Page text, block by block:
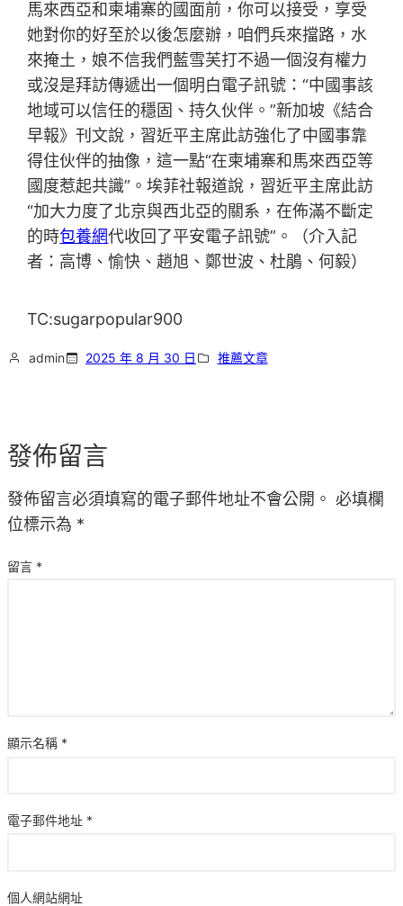
馬來西亞和柬埔寨的國面前，你可以接受，享受
她對你的好至於以後怎麼辦，咱們兵來擋路，水
來掩土，娘不信我們藍雪芙打不過一個沒有權力
或沒是拜訪傳遞出一個明白電子訊號：“中國事該
地域可以信任的穩固、持久伙伴。”新加坡《結合
早報》刊文說，習近平主席此訪強化了中國事靠
得住伙伴的抽像，這一點“在柬埔寨和馬來西亞等
國度惹起共識”。埃菲社報道說，習近平主席此訪
“加大力度了北京與西北亞的關系，在佈滿不斷定
的時包養網代收回了平安電子訊號”。（介入記
者：高博、愉快、趙旭、鄭世波、杜鵑、何毅）
TC:sugarpopular900
admin 2025 年 8 月 30 日 推薦文章
發佈留言
發佈留言必須填寫的電子郵件地址不會公開。 必填欄
位標示為 *
留言 *
顯示名稱 *
電子郵件地址 *
個人網站網址